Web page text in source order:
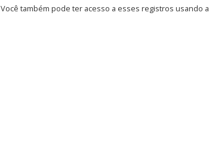
Você também pode ter acesso a esses registros usando a